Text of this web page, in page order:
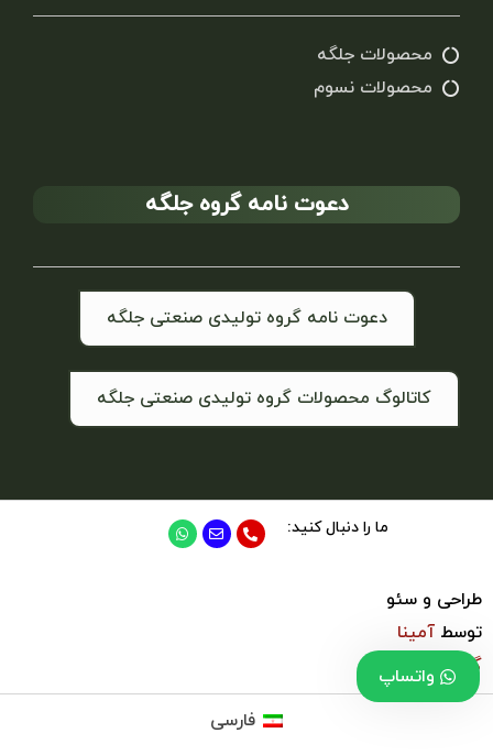
محصولات جلگه
محصولات نسوم
دعوت نامه گروه جلگه
دعوت نامه گروه تولیدی صنعتی جلگه
کاتالوگ محصولات گروه تولیدی صنعتی جلگه
ما را دنبال کنید:
طراحی و سئو
توسط آمینا
گروپ واتساپ
فارسی